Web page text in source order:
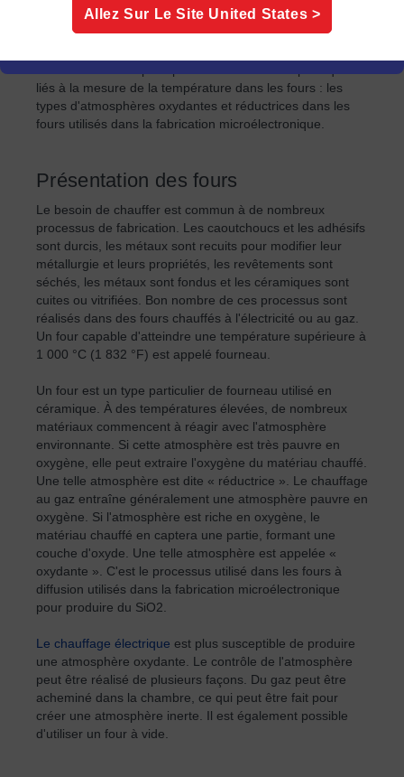
d'autres ont une durée de vie considérablement réduite et
une précision médiocre.
liés à la mesure de la température dans les fours : les
types d'atmosphères oxydantes et réductrices dans les
fours utilisés dans la fabrication microélectronique.
Présentation des fours
Le besoin de chauffer est commun à de nombreux
processus de fabrication. Les caoutchoucs et les adhésifs
sont durcis, les métaux sont recuits pour modifier leur
métallurgie et leurs propriétés, les revêtements sont
séchés, les métaux sont fondus et les céramiques sont
cuites ou vitrifiées. Bon nombre de ces processus sont
réalisés dans des fours chauffés à l'électricité ou au gaz.
Un four capable d'atteindre une température supérieure à
1 000 °C (1 832 °F) est appelé fourneau.
Un four est un type particulier de fourneau utilisé en
céramique. À des températures élevées, de nombreux
matériaux commencent à réagir avec l'atmosphère
environnante. Si cette atmosphère est très pauvre en
oxygène, elle peut extraire l'oxygène du matériau chauffé.
Une telle atmosphère est dite « réductrice ». Le chauffage
au gaz entraîne généralement une atmosphère pauvre en
oxygène. Si l'atmosphère est riche en oxygène, le
matériau chauffé en captera une partie, formant une
couche d'oxyde. Une telle atmosphère est appelée «
oxydante ». C'est le processus utilisé dans les fours à
diffusion utilisés dans la fabrication microélectronique
pour produire du SiO2.
Le chauffage électrique est plus susceptible de produire
une atmosphère oxydante. Le contrôle de l'atmosphère
peut être réalisé de plusieurs façons. Du gaz peut être
acheminé dans la chambre, ce qui peut être fait pour
créer une atmosphère inerte. Il est également possible
d'utiliser un four à vide.
Allez Sur Le Site United States >